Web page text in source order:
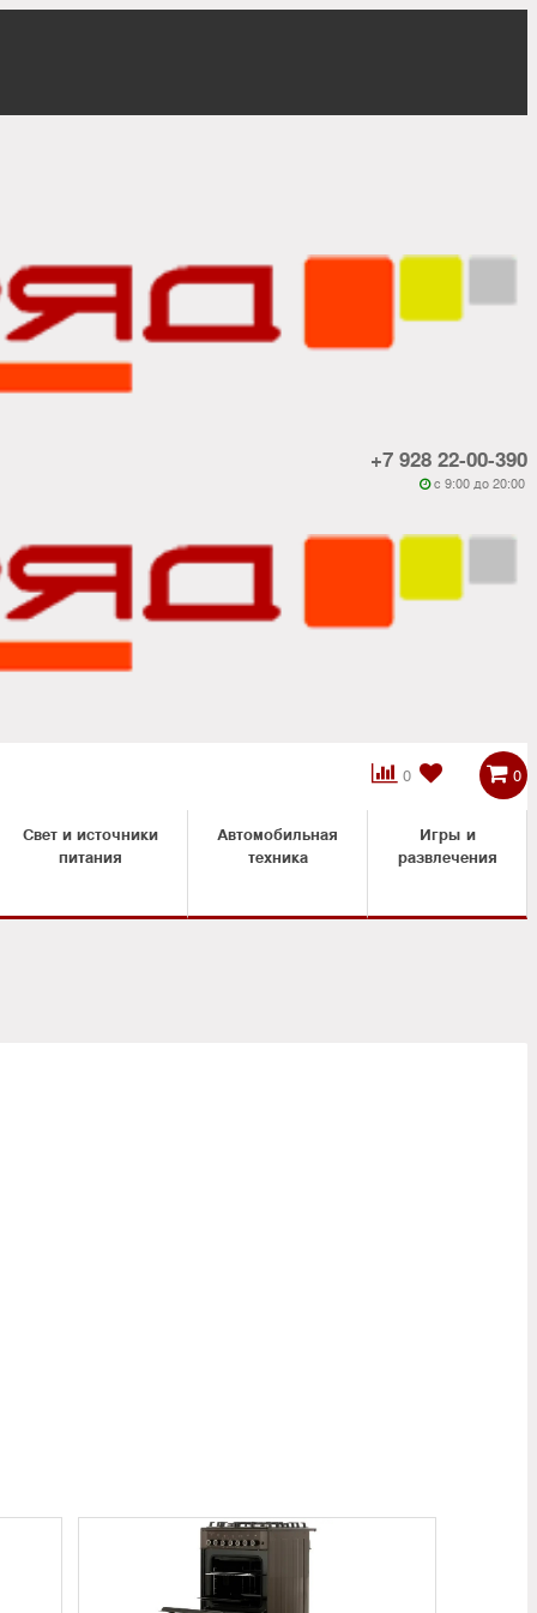
+7 928 22-00-390
 c 9:00 до 20:00
0

 0
Свет и источники
питания
Автомобильная
техника
Игры и
развлечения